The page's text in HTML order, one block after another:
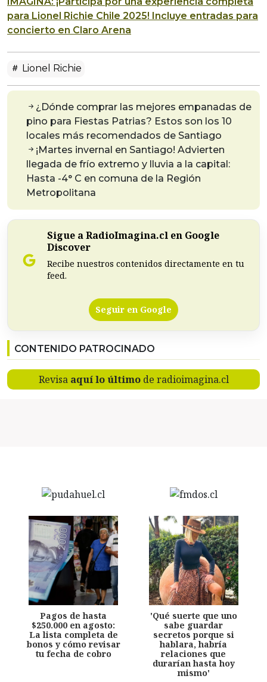
para Lionel Richie Chile 2025! Incluye entradas para
concierto en Claro Arena
Lionel Richie
¿Dónde comprar las mejores empanadas de
pino para Fiestas Patrias? Estos son los 10
locales más recomendados de Santiago
¡Martes invernal en Santiago! Advierten
llegada de frío extremo y lluvia a la capital:
Hasta -4° C en comuna de la Región
Metropolitana
Sigue a RadioImagina.cl en Google
Discover
Recibe nuestros contenidos directamente en tu
feed.
Seguir en Google
CONTENIDO PATROCINADO
Revisa aquí lo últimode radioimagina.cl
Pagos de hasta
$250.000 en agosto:
La lista completa de
bonos y cómo revisar
tu fecha de cobro
'Qué suerte que uno
sabe guardar
secretos porque si
hablara, habría
relaciones que
durarían hasta hoy
mismo'